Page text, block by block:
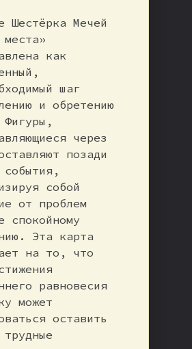
Шестёрка Мечей
как
шаг
и обретению
через
позади
события,
собой
от проблем
спокойному
Эта карта
на то, что
равновесия
может
оставить